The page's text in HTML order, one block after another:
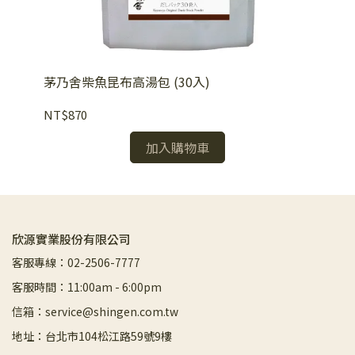
茅乃舍柴魚昆布高湯包 (30入)
NT$870
加入購物車
欣源實業股份有限公司
客服專線：02-2506-7777
客服時間：11:00am - 6:00pm
信箱：service@shingen.com.tw
地址：台北市104松江路59號9樓